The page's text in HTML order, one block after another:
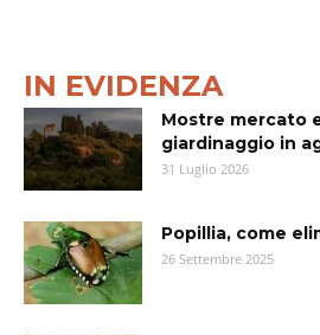
IN EVIDENZA
Mostre mercato
giardinaggio in
31 Luglio 2026
Popillia, come
26 Settembre 2025